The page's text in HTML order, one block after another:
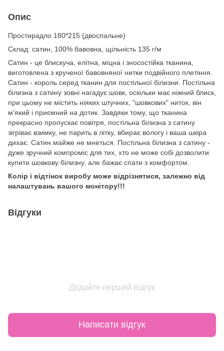
Опис
Простирадло 180*215 (двоспальне)
Cклад: сатин, 100% бавовна, щільність 135 г/м
Сатин - це блискуча, елітна, міцна і зносостійка тканина,
виготовлена з крученої бавовняної нитки подвійного плетіння.
Сатин - король серед тканин для постільної білизни. Постільна
білизна з сатину зовні нагадує шовк, оскільки має ніжний блиск,
при цьому не містить ніяких штучних, "шовкових" ниток, він
м'який і приємний на дотик. Завдяки тому, що тканина
прекрасно пропускає повітря, постільна білизна з сатину
зігріває взимку, не парить в літку, вбирає вологу і ваша шкіра
дихає. Сатин майже не мнеться. Постільна білизна з сатину -
дуже зручний компроміс для тих, хто не може собі дозволити
купити шовкову білизну, але бажає спати з комфортом.
Колір і відтінок виробу може відрізнятися, залежно від
налаштувань вашого монітору!!!
Відгуки
Додайте перший відгук
Написати відгук